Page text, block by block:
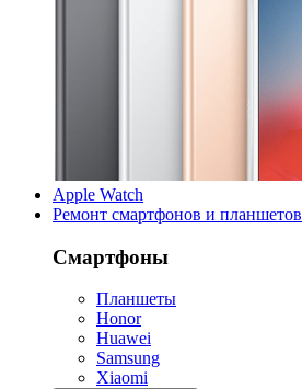
Apple Watch
Ремонт смартфонов и планшетов
Смартфоны
Планшеты
Honor
Huawei
Samsung
Xiaomi